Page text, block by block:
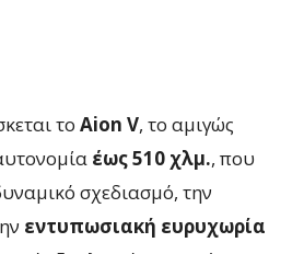
το Aion V, το αμιγώς
έως 510 χλμ., που
σχεδιασμό, την
εντυπωσιακή ευρυχωρία